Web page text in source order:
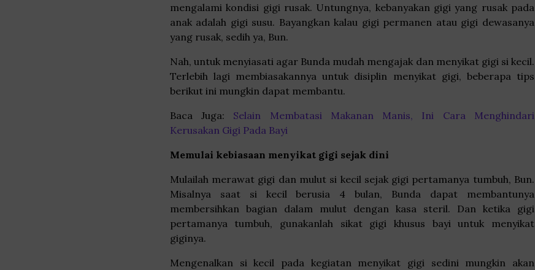
mengalami kondisi gigi rusak. Untungnya, kebanyakan gigi yang rusak pada
anak adalah gigi susu. Bayangkan kalau gigi permanen atau gigi dewasanya
yang rusak, sedih ya, Bun.
Nah, untuk menyiasati agar Bunda mudah mengajak dan menyikat gigi si kecil.
Terlebih lagi membiasakannya untuk disiplin menyikat gigi, beberapa tips
berikut ini mungkin dapat membantu.
Baca Juga: Selain Membatasi Makanan Manis, Ini Cara Menghindari
Kerusakan Gigi Pada Bayi
Memulai kebiasaan menyikat gigi sejak dini
Mulailah merawat gigi dan mulut si kecil sejak gigi pertamanya tumbuh, Bun.
Misalnya saat si kecil berusia 4 bulan, Bunda dapat membantunya
membersihkan bagian dalam mulut dengan kasa steril. Dan ketika gigi
pertamanya tumbuh, gunakanlah sikat gigi khusus bayi untuk menyikat
giginya.
Mengenalkan si kecil pada kegiatan menyikat gigi sedini mungkin akan